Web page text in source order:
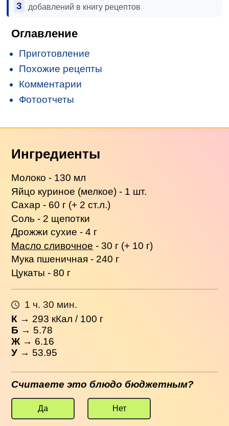
3 добавлений в книгу рецептов
Оглавление
Приготовление
Похожие рецепты
Комментарии
Фотоотчеты
Ингредиенты
Молоко - 130 мл
Яйцо куриное (мелкое) - 1 шт.
Сахар - 60 г (+ 2 ст.л.)
Соль - 2 щепотки
Дрожжи сухие - 4 г
Масло сливочное - 30 г (+ 10 г)
Мука пшеничная - 240 г
Цукаты - 80 г
1 ч. 30 мин.
К → 293 кКал / 100 г
Б → 5.78
Ж → 6.16
У → 53.95
Считаете это блюдо бюджетным?
Да Нет